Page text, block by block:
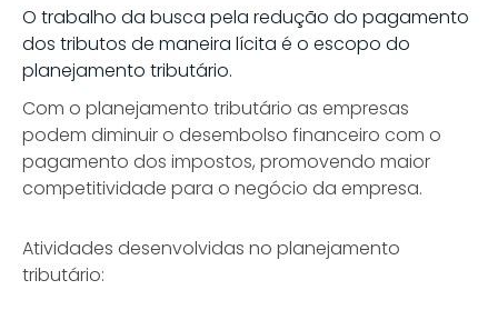
O trabalho da busca pela redução do pagamento
dos tributos de maneira lícita é o escopo do
planejamento tributário.
Com o planejamento tributário as empresas
podem diminuir o desembolso financeiro com o
pagamento dos impostos, promovendo maior
competitividade para o negócio da empresa.
Atividades desenvolvidas no planejamento
tributário: